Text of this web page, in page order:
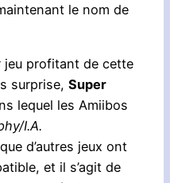
le nom de
jeu profitant de cette
surprise, Super
lequel les Amiibos
I.A.
d’autres jeux ont
et il s’agit de